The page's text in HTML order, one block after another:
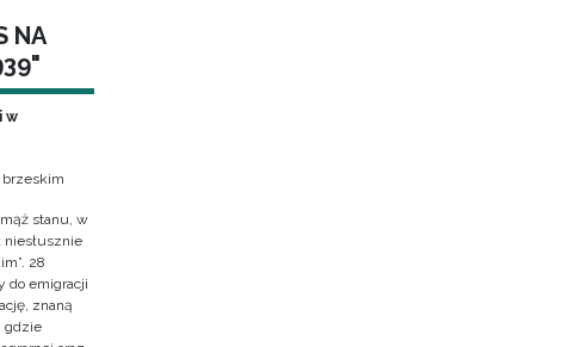
NA
w
brzeskim
stanu, w
niesłusznie
28
do emigracji
znaną
gdzie